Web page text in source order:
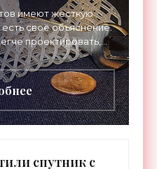
имеют жесткую
своё объяснение.
проектировать,
затем поручать самую
работу от
спутник с